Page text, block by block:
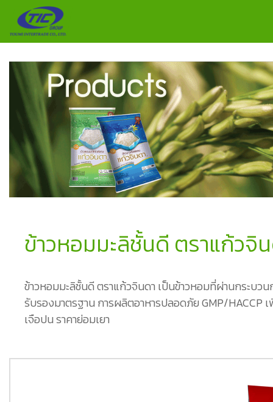
ข้าวหอมมะลิชั้นดี ตราแก้วจิ
ข้าวหอมมะลิชั้นดี ตราแก้วจินดา เป็นข้าวหอมที่ผ่านกระบ
รับรองมาตรฐาน การผลิตอาหารปลอดภัย GMP/
เจือปน ราคาย่อมเยา